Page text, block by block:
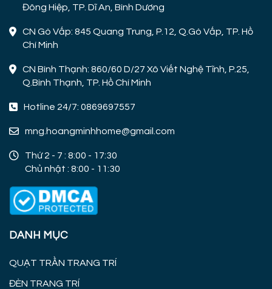
Đông Hiệp, TP. Dĩ An, Bình Dương
CN Gò Vấp: 845 Quang Trung, P.12, Q.Gò Vấp, TP. Hồ
Chí Minh
CN Bình Thạnh: 860/60 D/27 Xô Viết Nghệ Tĩnh, P.25,
Q.Bình Thạnh, TP. Hồ Chí Minh
Hotline 24/7: 0869697557
mng.hoangminhhome@gmail.com
Thứ 2 - 7 : 8:00 - 17:30
Chủ nhật : 8:00 - 11:30
DANH MỤC
QUẠT TRẦN TRANG TRÍ
ĐÈN TRANG TRÍ